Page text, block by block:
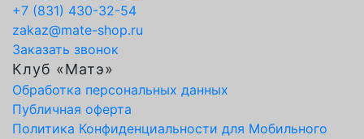
+7 (831) 430-32-54
zakaz@mate-shop.ru
Заказать звонок
Клуб «Матэ»
Обработка персональных данных
Публичная оферта
Политика Конфиденциальности для Мобильного